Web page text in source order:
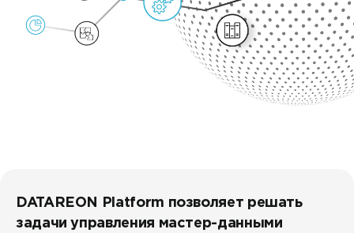
Техническая поддержка
Сертификация
Партнеры DATAREON
Статьи
DATAREON Platform позволяет решать
задачи управления мастер-данными